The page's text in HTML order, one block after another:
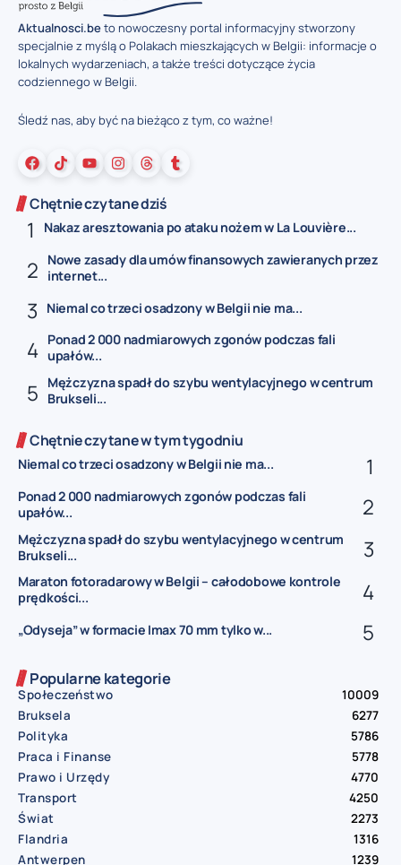
Aktualnosci.beto nowoczesny portal informacyjny stworzony
specjalnie z myślą o Polakach mieszkających w Belgii: informacje o
lokalnych wydarzeniach, a także treści dotyczące życia
codziennego w Belgii.
Śledź nas, aby być na bieżąco z tym, co ważne!
Chętnie czytane dziś
Nakaz aresztowania po ataku nożem w La Louvière...
Nowe zasady dla umów finansowych zawieranych przez
internet...
Niemal co trzeci osadzony w Belgii nie ma...
Ponad 2 000 nadmiarowych zgonów podczas fali
upałów...
Mężczyzna spadł do szybu wentylacyjnego w centrum
Brukseli...
Chętnie czytane w tym tygodniu
Niemal co trzeci osadzony w Belgii nie ma...
Ponad 2 000 nadmiarowych zgonów podczas fali
upałów...
Mężczyzna spadł do szybu wentylacyjnego w centrum
Brukseli...
Maraton fotoradarowy w Belgii – całodobowe kontrole
prędkości...
„Odyseja” w formacie Imax 70 mm tylko w...
Popularne kategorie
Społeczeństwo
10009
Bruksela
6277
Polityka
5786
Praca i Finanse
5778
Prawo i Urzędy
4770
Transport
4250
Świat
2273
Flandria
1316
Antwerpen
1239